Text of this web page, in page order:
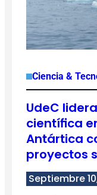
Ciencia &
UdeC
científica
Antártica
proyectos
Septiembre